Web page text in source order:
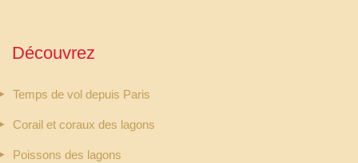
Découvrez
Temps de vol depuis Paris
Corail et coraux des lagons
Poissons des lagons